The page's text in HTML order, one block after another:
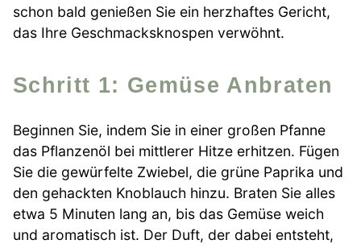
schon bald genießen Sie ein herzhaftes Gericht,
das Ihre Geschmacksknospen verwöhnt.
Schritt 1: Gemüse Anbraten
Beginnen Sie, indem Sie in einer großen Pfanne
das Pflanzenöl bei mittlerer Hitze erhitzen. Fügen
Sie die gewürfelte Zwiebel, die grüne Paprika und
den gehackten Knoblauch hinzu. Braten Sie alles
etwa 5 Minuten lang an, bis das Gemüse weich
und aromatisch ist. Der Duft, der dabei entsteht,